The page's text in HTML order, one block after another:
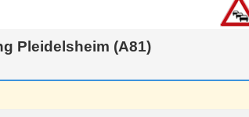
Pleidelsheim (A81)